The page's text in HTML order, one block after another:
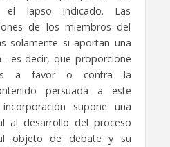
el lapso indicado. Las
de los miembros del
solamente si aportan una
–es decir, que proporcione
a favor o contra la
persuada a este
supone una
al desarrollo del proceso
objeto de debate y su